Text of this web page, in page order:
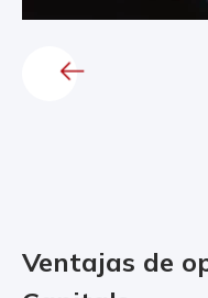
Ventajas de